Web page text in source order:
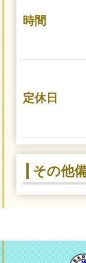
時間
定休日
その他